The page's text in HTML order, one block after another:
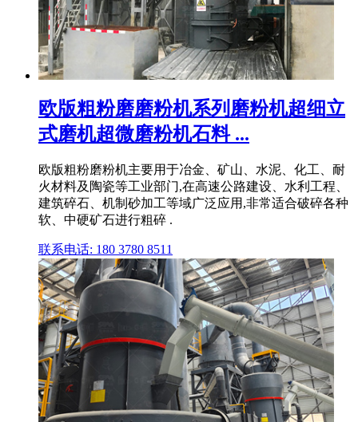
欧版粗粉磨磨粉机系列磨粉机超细立
式磨机超微磨粉机石料 ...
欧版粗粉磨粉机主要用于冶金、矿山、水泥、化工、耐
火材料及陶瓷等工业部门,在高速公路建设、水利工程、
建筑碎石、机制砂加工等域广泛应用,非常适合破碎各种
软、中硬矿石进行粗碎 .
联系电话: 180 3780 8511